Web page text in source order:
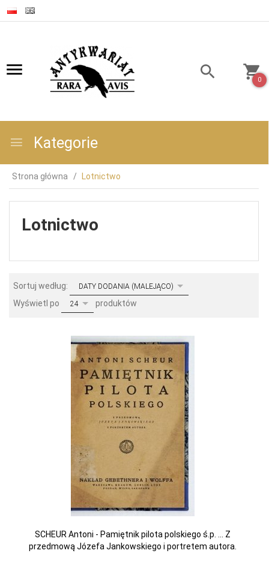
0
Kategorie
Strona główna Lotnictwo
Lotnictwo
Sortuj według: sortDATY DODANIA (MALEJĄCO)
Wyświetl po pop24 produktów
SCHEUR Antoni - Pamiętnik pilota polskiego ś.p. ... Z
przedmową Józefa Jankowskiego i portretem autora.